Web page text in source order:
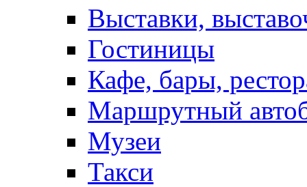
Выставки,
Гостиницы
Кафе, бары,
Маршрутный
Музеи
Такси